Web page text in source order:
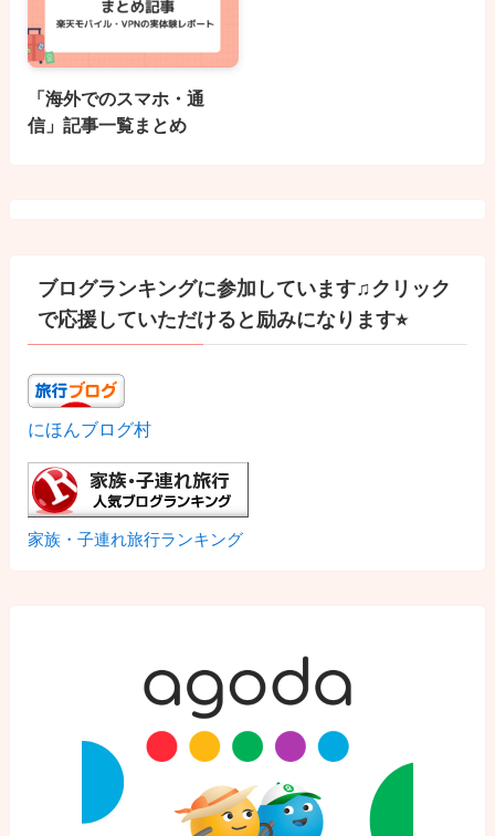
「海外でのスマホ・通
信」記事一覧まとめ
ブログランキングに参加しています♫クリック
で応援していただけると励みになります⭐︎
にほんブログ村
家族・子連れ旅行ランキング